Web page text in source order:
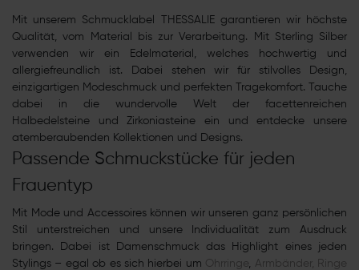
Mit unserem Schmucklabel THESSALIE garantieren wir höchste
Qualität, vom Material bis zur Verarbeitung. Mit Sterling Silber
verwenden wir ein Edelmaterial, welches hochwertig und
allergiefreundlich ist. Dabei stehen wir für stilvolles Design,
einzigartigen Modeschmuck und perfekten Tragekomfort. Tauche
dabei in die wundervolle Welt der facettenreichen
Halbedelsteine und Zirkoniasteine ein und entdecke unsere
atemberaubenden Kollektionen und Designs.
Passende Schmuckstücke für jeden
Frauentyp
Mit Mode und Accessoires können wir unseren ganz persönlichen
Stil unterstreichen und unsere Individualität zum Ausdruck
bringen. Dabei ist Damenschmuck das Highlight eines jeden
Stylings – egal ob es sich hierbei um
Ohrringe, Armbänder,
Ringe